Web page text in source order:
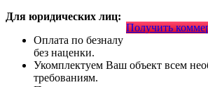
Получить
Для юридических лиц:
Оплата по безналу
без наценки.
Укомплектуем Ваш объект всем
требованиям.